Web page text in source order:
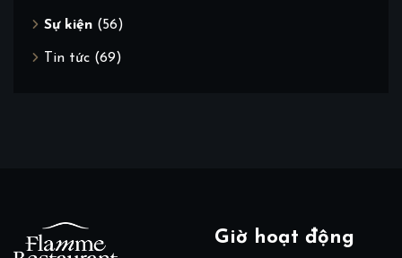
Sự kiện (56)
Tin tức (69)
Giờ hoạt động